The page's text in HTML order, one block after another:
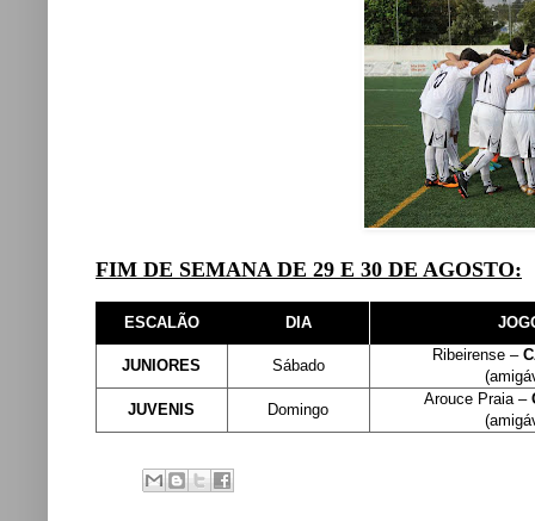
FIM DE SEMANA DE 29 E 30 DE AGOSTO:
ESCALÃO DIA
JUNIORES Sábado
Ribeirense –
JUVENIS
Domingo
Arouce Praia –